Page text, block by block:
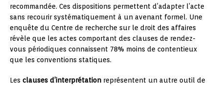
recommandée. Ces dispositions permettent d’adapter l’acte
sans recourir systématiquement à un avenant formel. Une
enquête du Centre de recherche sur le droit des affaires
révèle que les actes comportant des clauses de rendez-
vous périodiques connaissent 78% moins de contentieux
que les conventions statiques.
Les clauses d’interprétation représentent un autre outil de